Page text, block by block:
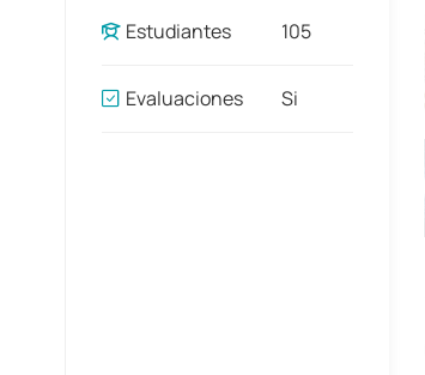
Estudiantes 105
Evaluaciones Si